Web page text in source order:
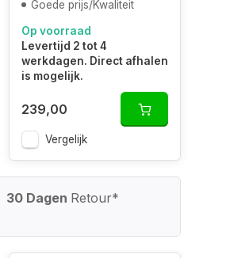
Goede prijs/Kwaliteit
Op voorraad
Levertijd 2 tot 4
werkdagen. Direct afhalen
is mogelijk.
239,00
Vergelijk
30 Dagen Retour*